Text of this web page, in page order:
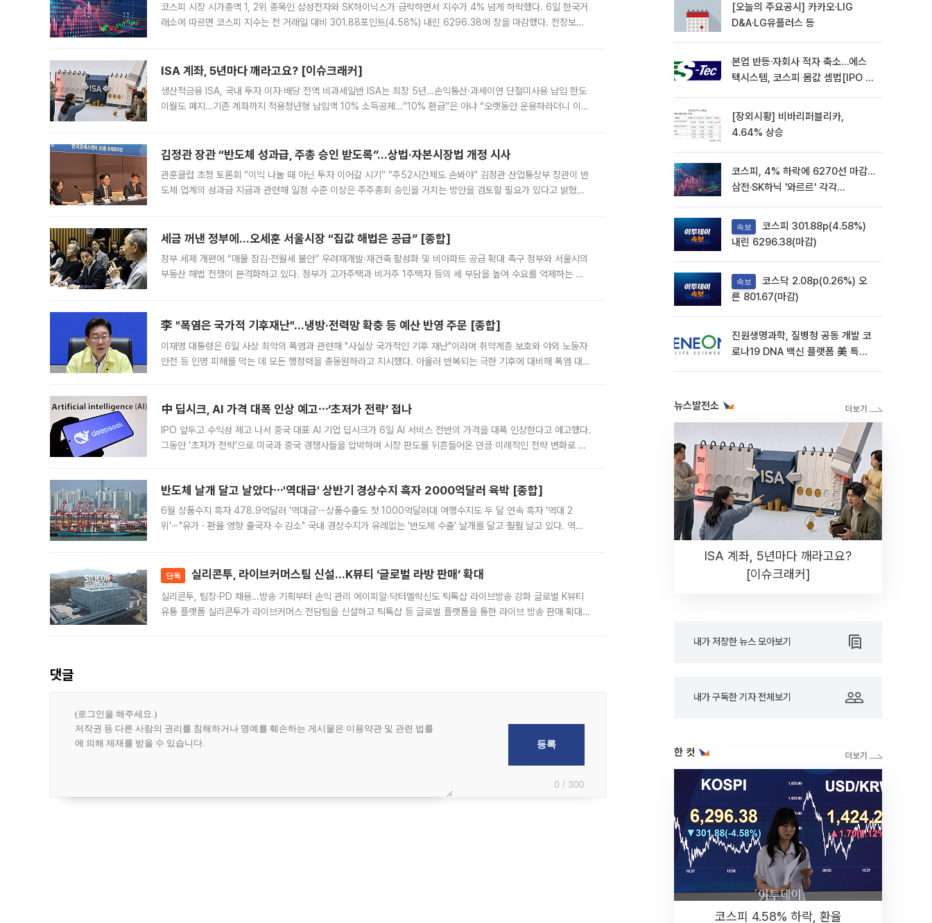
코스피 시장 시가총액 1, 2위 종목인 삼성전자와 SK하이닉스가 급락하면서 지수가 4% 넘게 하락했다. 6일 한국거
래소에 따르면 코스피 지수는 전 거래일 대비 301.88포인트(4.58%) 내린 6296.38에 장을 마감했다. 전장보다
ISA 계좌, 5년마다 깨라고요? [이슈크래커]
생산적금융 ISA, 국내 투자 이자·배당 전액 비과세일반 ISA는 최장 5년…손익통산·과세이연 단절미사용 납입 한도
이월도 폐지…기존 계좌까지 적용청년형 납입액 10% 소득공제…“10% 환급”은 아냐 “오랫동안 운용하라더니 이제
김정관 장관 “반도체 성과급, 주총 승인 받도록”…상법·자본시장법 개정 시사
관훈클럽 초청 토론회 “이익 나눌 때 아닌 투자 이어갈 시기” “주52시간제도 손봐야” 김정관 산업통상부 장관이 반
도체 업계의 성과급 지급과 관련해 일정 수준 이상은 주주총회 승인을 거치는 방안을 검토할 필요가 있다고 밝혔다.
세금 꺼낸 정부에…오세훈 서울시장 “집값 해법은 공급” [종합]
정부 세제 개편에 “매물 잠김·전월세 불안” 우려재개발·재건축 활성화 및 비아파트 공급 확대 촉구 정부와 서울시의
부동산 해법 전쟁이 본격화하고 있다. 정부가 고가주택과 비거주 1주택자 등의 세 부담을 높여 수요를 억제하는 카
李 "폭염은 국가적 기후재난"…냉방·전력망 확충 등 예산 반영 주문 [종합]
이재명 대통령은 6일 사상 최악의 폭염과 관련해 "사실상 국가적인 기후 재난"이라며 취약계층 보호와 야외 노동자
안전 등 인명 피해를 막는 데 모든 행정력을 총동원하라고 지시했다. 아울러 반복되는 극한 기후에 대비해 폭염 대응
中 딥시크, AI 가격 대폭 인상 예고⋯‘초저가 전략’ 접나
IPO 앞두고 수익성 제고 나서 중국 대표 AI 기업 딥시크가 6일 AI 서비스 전반의 가격을 대폭 인상한다고 예고했다.
그동안 ‘초저가 전략’으로 미국과 중국 경쟁사들을 압박하며 시장 판도를 뒤흔들어온 만큼 이례적인 전략 변화로 평
반도체 날개 달고 날았다⋯'역대급' 상반기 경상수지 흑자 2000억달러 육박 [종합]
6월 상품수지 흑자 478.9억달러 '역대급'⋯상품수출도 첫 1000억달러대 여행수지도 두 달 연속 흑자 '역대 2
위'⋯"유가ㆍ환율 영향 출국자 수 감소" 국내 경상수지가 유례없는 '반도체 수출' 날개를 달고 훨훨 날고 있다. 역대
단독 실리콘투, 라이브커머스팀 신설…K뷰티 ‘글로벌 라방 판매’ 확대
실리콘투, 팀장·PD 채용…방송 기획부터 손익 관리 에이피알·닥터멜락신도 틱톡샵 라이브방송 강화 글로벌 K뷰티
유통 플랫폼 실리콘투가 라이브커머스 전담팀을 신설하고 틱톡샵 등 글로벌 플랫폼을 통한 라이브 방송 판매 확대에
댓글
0 / 300
[오늘의 주요공시] 카카오·LIG
D&A·LG유플러스 등
본업 반등·자회사 적자 축소…에스
텍시스템, 코스피 몸값 셈법[IPO 엑
[장외시황] 비바리퍼블리카,
4.64% 상승
코스피, 4% 하락에 6270선 마감…
삼전·SK하닉 '와르르' 각각
속보
내린 6296.38(마감)
속보
른 801.67(마감)
진원생명과학, 질병청 공동 개발 코
로나19 DNA 백신 플랫폼 美 특허
뉴스발전소
ISA 계좌, 5년마다 깨라고요?
[이슈크래커]
내가 저장한 뉴스 모아보기
내가 구독한 기자 전체보기
한 컷
코스피 4.58% 하락, 환율